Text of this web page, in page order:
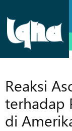
Reaksi
terhadap
di